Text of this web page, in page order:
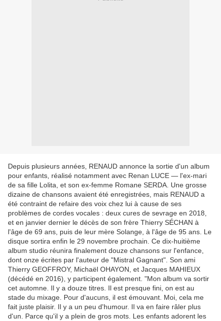
Depuis plusieurs années, RENAUD annonce la sortie d'un album
pour enfants, réalisé notamment avec Renan LUCE — l'ex-mari
de sa fille Lolita, et son ex-femme Romane SERDA. Une grosse
dizaine de chansons avaient été enregistrées, mais RENAUD a
été contraint de refaire des voix chez lui à cause de ses
problèmes de cordes vocales : deux cures de sevrage en 2018,
et en janvier dernier le décès de son frère Thierry SÉCHAN à
l'âge de 69 ans, puis de leur mère Solange, à l'âge de 95 ans. Le
disque sortira enfin le 29 novembre prochain. Ce dix-huitième
album studio réunira finalement douze chansons sur l'enfance,
dont onze écrites par l'auteur de "Mistral Gagnant". Son ami
Thierry GEOFFROY, Michaël OHAYON, et Jacques MAHIEUX
(décédé en 2016), y participent également. "Mon album va sortir
cet automne. Il y a douze titres. Il est presque fini, on est au
stade du mixage. Pour d'aucuns, il est émouvant. Moi, cela me
fait juste plaisir. Il y a un peu d'humour. Il va en faire râler plus
d'un. Parce qu'il y a plein de gros mots. Les enfants adorent les